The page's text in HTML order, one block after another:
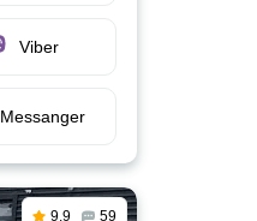
Viber
Messanger
9.9 59